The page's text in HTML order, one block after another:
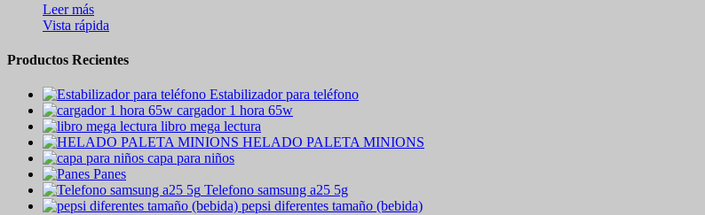
Leer más
Vista rápida
Productos Recientes
Estabilizador para teléfono
cargador 1 hora 65w
libro mega lectura
HELADO PALETA MINIONS
capa para niños
Panes
Telefono samsung a25 5g
pepsi diferentes tamaño (bebida)